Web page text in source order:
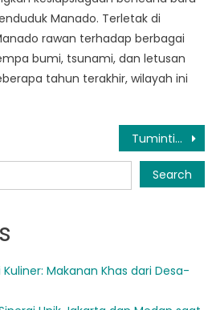
Manado. Terletak di
rawan terhadap berbagai
bumi, tsunami, dan letusan
tahun terakhir, wilayah ini
Tuminting BPBD: Model Penanggulangan Bencana yang Efektif
Search
Makanan Khas dari Desa-